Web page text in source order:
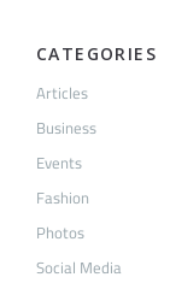
CATEGORIES
Articles
Business
Events
Fashion
Photos
Social Media